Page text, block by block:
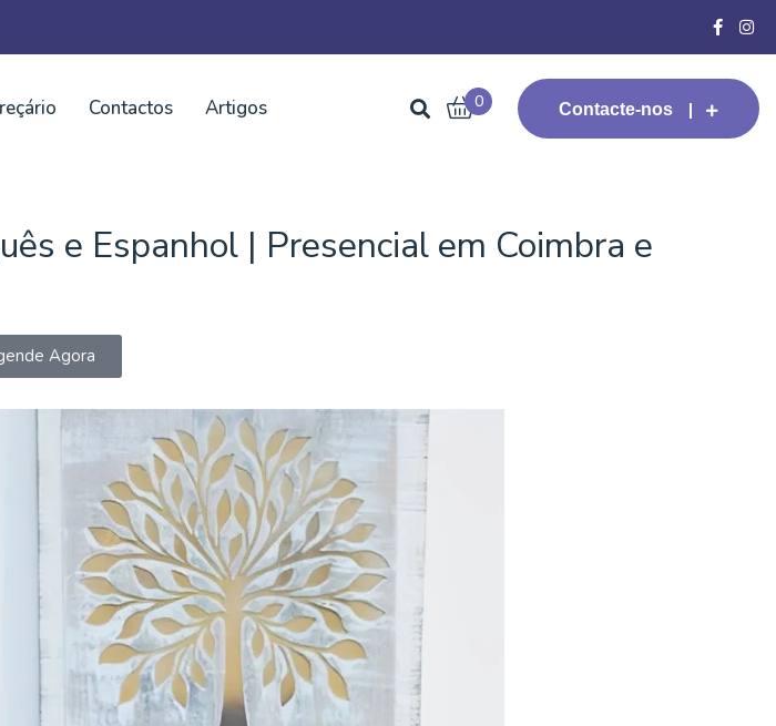
Contactos Artigos 0 Contacte-nos
e Espanhol | Presencial em Coimbra e
Agora